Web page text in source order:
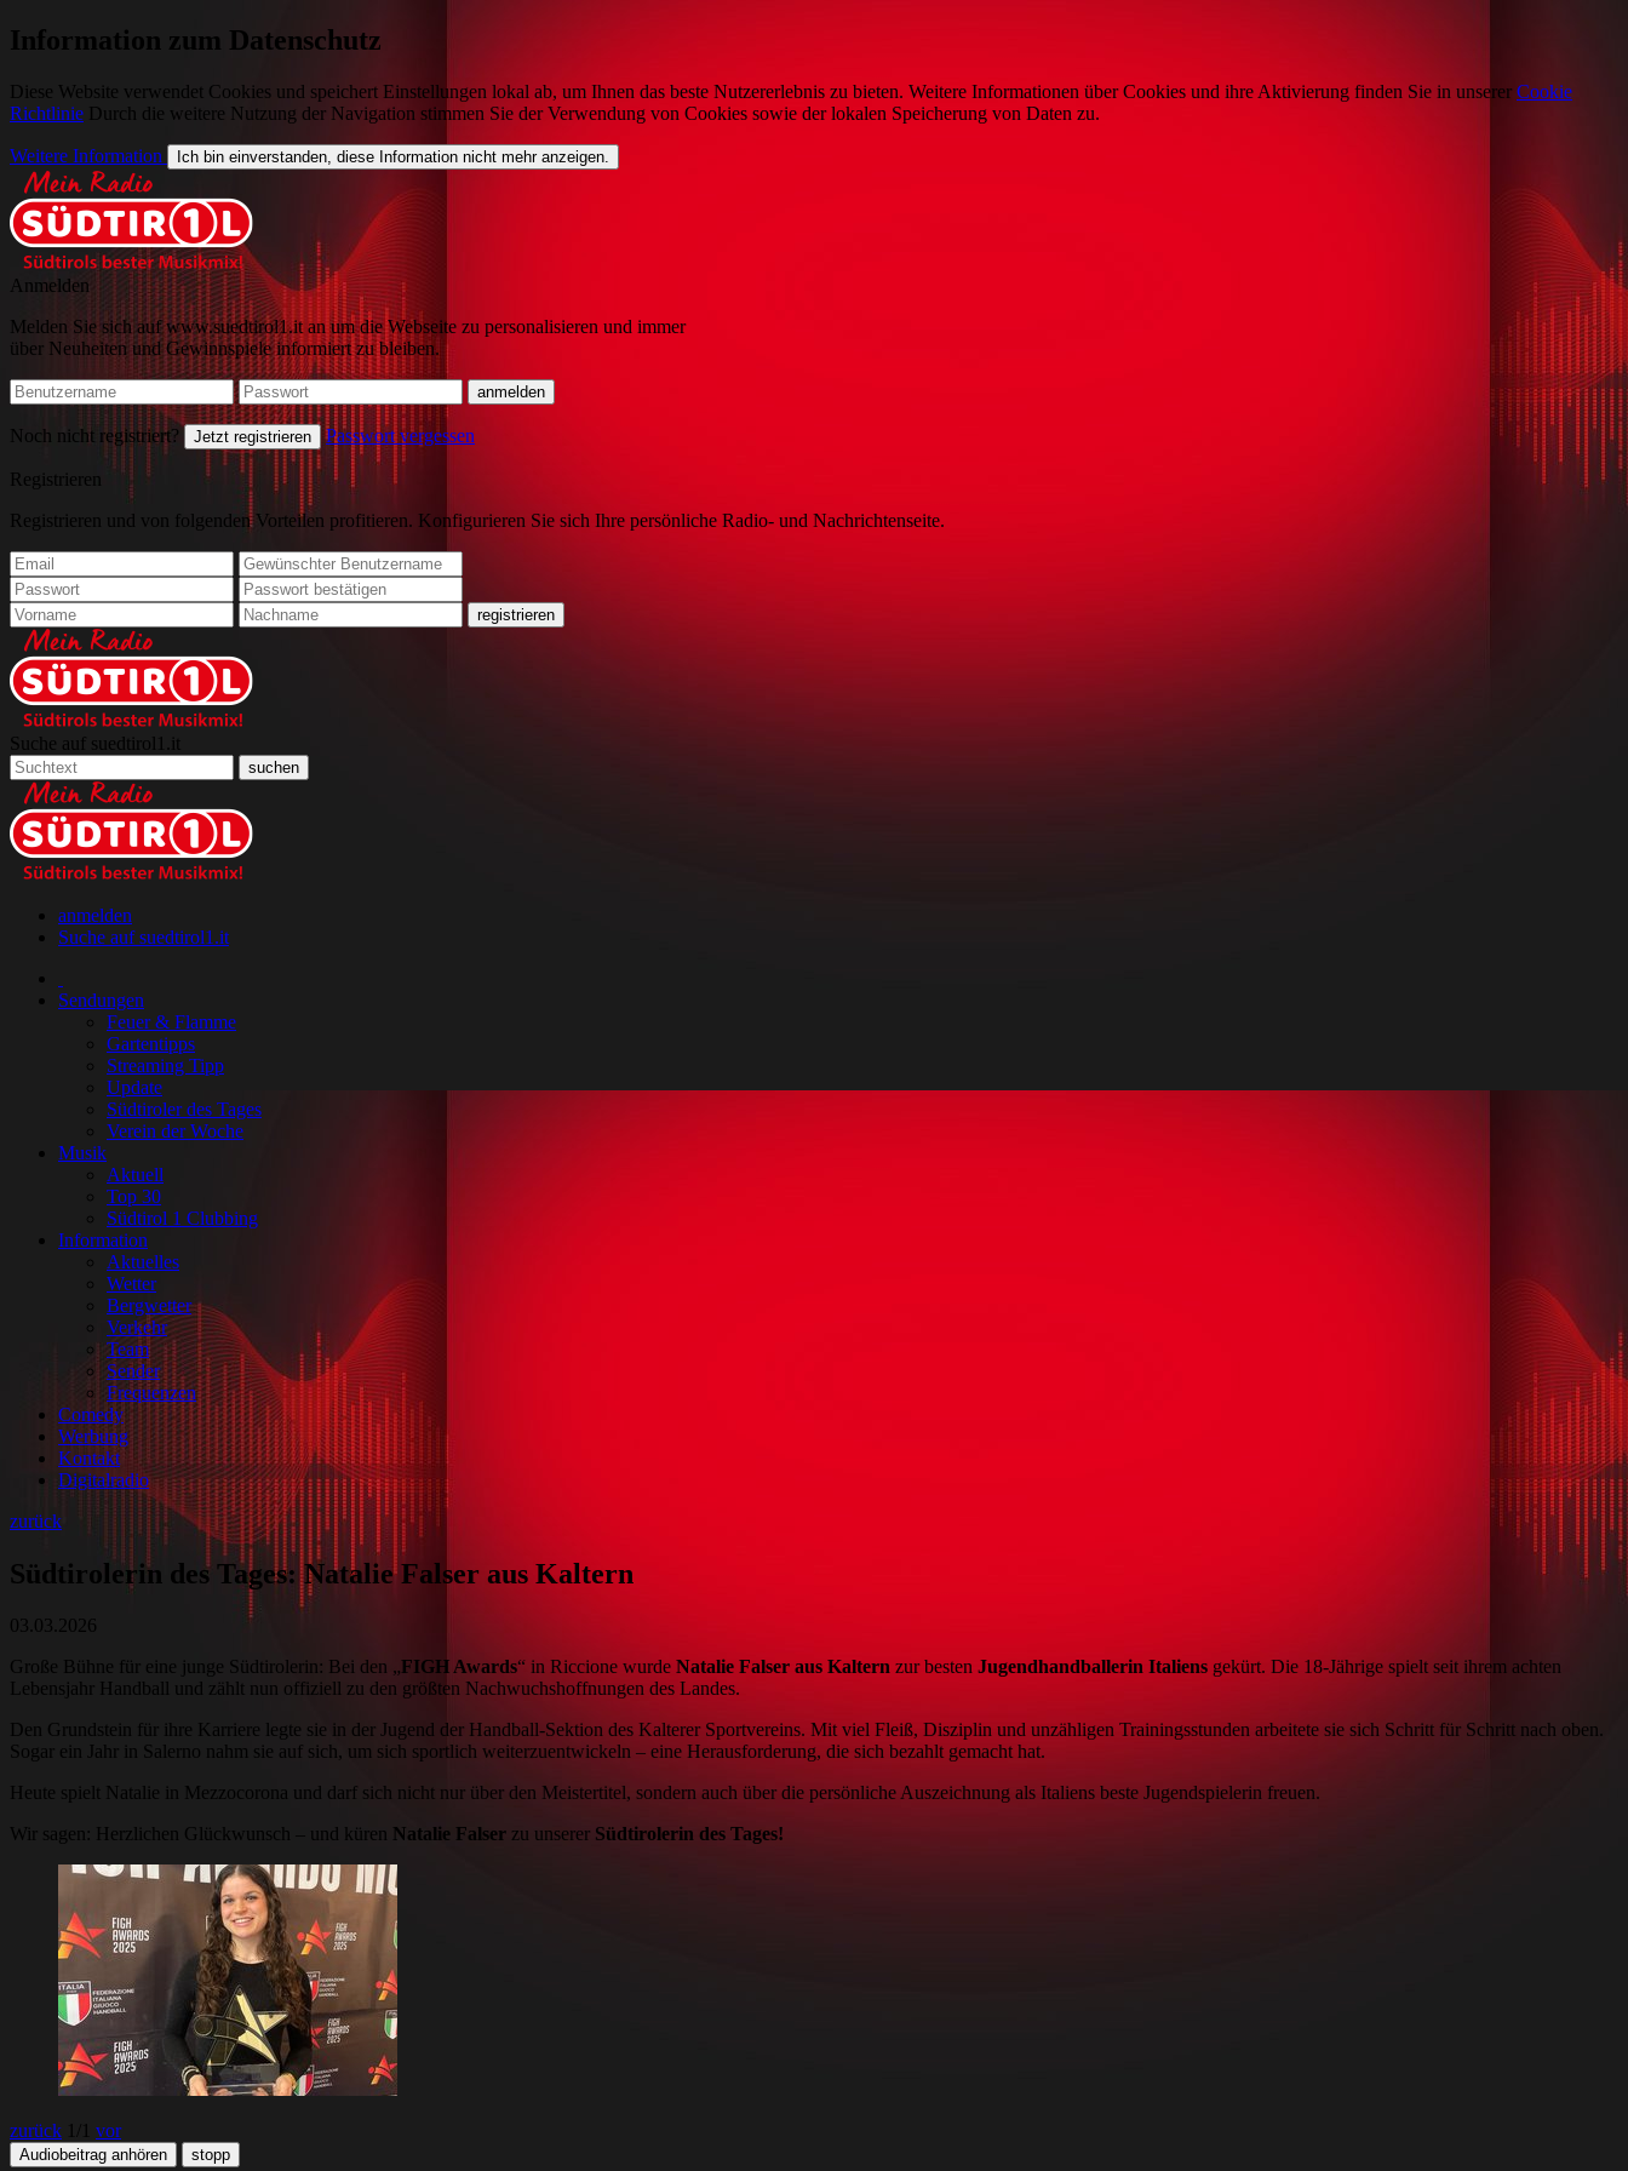
Information zum Datenschutz
Diese Website verwendet Cookies und speichert Einstellungen lokal ab, um Ihnen das beste Nutzererlebnis zu bieten. Weitere Informationen über Cookies und ihre Aktivierung finden Sie in unserer Cookie
Richtlinie Durch die weitere Nutzung der Navigation stimmen Sie der Verwendung von Cookies sowie der lokalen Speicherung von Daten zu.
Weitere Information Ich bin einverstanden, diese Information nicht mehr anzeigen.
Anmelden
Melden Sie sich auf www.suedtirol1.it an um die Webseite zu personalisieren und immer
über Neuheiten und Gewinnspiele informiert zu bleiben.
Noch nicht registriert? Jetzt registrieren Passwort vergessen
Registrieren
Registrieren und von folgenden Vorteilen profitieren. Konfigurieren Sie sich Ihre persönliche Radio- und Nachrichtenseite.
Suche auf suedtirol1.it
anmelden
Suche auf suedtirol1.it
Sendungen
Feuer & Flamme
Gartentipps
Streaming Tipp
Update
Südtiroler des Tages
Verein der Woche
Musik
Aktuell
Top 30
Südtirol 1 Clubbing
Information
Aktuelles
Wetter
Bergwetter
Verkehr
Team
Sender
Frequenzen
Comedy
Werbung
Kontakt
Digitalradio
zurück
Südtirolerin des Tages: Natalie Falser aus Kaltern
03.03.2026
Große Bühne für eine junge Südtirolerin: Bei den „FIGH Awards“ in Riccione wurde Natalie Falser aus Kaltern zur besten Jugendhandballerin Italiens gekürt. Die 18-Jährige spielt seit ihrem achten
Lebensjahr Handball und zählt nun offiziell zu den größten Nachwuchshoffnungen des Landes.
Den Grundstein für ihre Karriere legte sie in der Jugend der Handball-Sektion des Kalterer Sportvereins. Mit viel Fleiß, Disziplin und unzähligen Trainingsstunden arbeitete sie sich Schritt für Schritt nach oben.
Sogar ein Jahr in Salerno nahm sie auf sich, um sich sportlich weiterzuentwickeln – eine Herausforderung, die sich bezahlt gemacht hat.
Heute spielt Natalie in Mezzocorona und darf sich nicht nur über den Meistertitel, sondern auch über die persönliche Auszeichnung als Italiens beste Jugendspielerin freuen.
Wir sagen: Herzlichen Glückwunsch – und küren Natalie Falser zu unserer Südtirolerin des Tages!
zurück 1 /1 vor
Audiobeitrag anhören stopp